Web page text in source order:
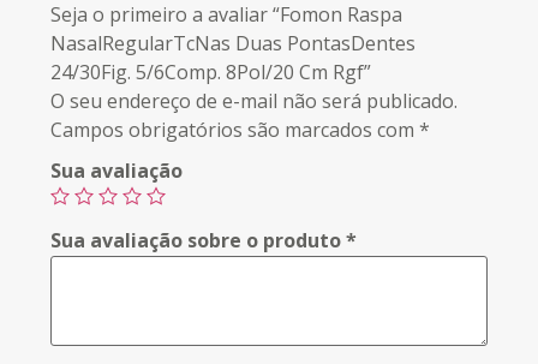
Seja o primeiro a avaliar “Fomon Raspa
NasalRegularTcNas Duas PontasDentes
24/30Fig. 5/6Comp. 8Pol/20 Cm Rgf”
O seu endereço de e-mail não será publicado.
Campos obrigatórios são marcados com*
Sua avaliação
Sua avaliação sobre o produto*